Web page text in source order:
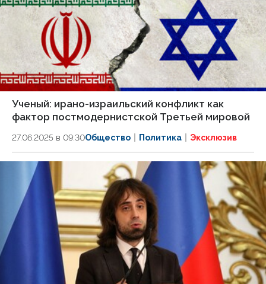
Ученый: ирано-израильский конфликт как
фактор постмодернистской Третьей мировой
27.06.2025 в 09:30Общество Политика Эксклюзив